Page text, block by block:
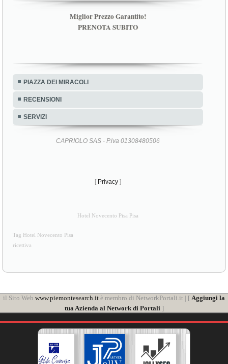
Miglior Prezzo Garantito!
PRENOTA SUBITO
PIAZZA DEI MIRACOLI
RECENSIONI
SERVIZI
CAPRIOLO SAS - P.iva 01308480506
[ Privacy ]
Hotel Novecento Pisa Pisa
Tag Hotel Novecento Pisa
ricettiva
il Sito Web www.piemontesearch.it è membro di NetworkPortali.it | [ Aggiungi la
tua Azienda al Network di Portali ]